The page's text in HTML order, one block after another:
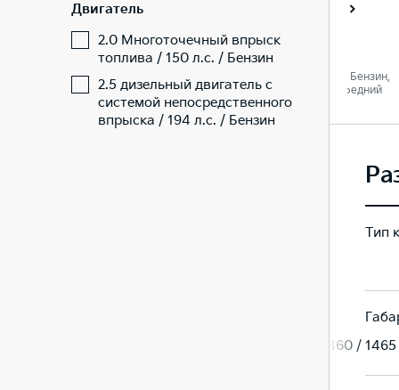
Двигатель
2.0 Многоточечный впрыск
топлива / 150 л.с. / Бензин
2.5 дизельный двигатель с
системой непосредственного
впрыска / 194 л.с. / Бензин
Стиль
2.5 / 194 л. c. / Бензин,
Автомат / Передний
2.5 / 194 л. c. / Бензин,
Автомат / Передний
Тип
4905 / 1860 / 1465